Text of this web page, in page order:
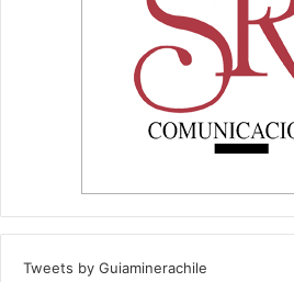
Tweets by Guiaminerachile